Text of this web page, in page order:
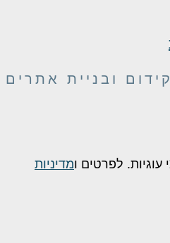
ובניית אתרים
לפרטים ומדיניות